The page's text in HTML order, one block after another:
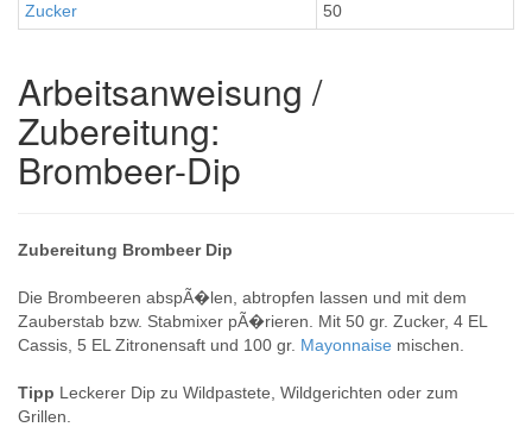
Zucker
50
Arbeitsanweisung /
Zubereitung:
Brombeer-Dip
Zubereitung Brombeer Dip
Die Brombeeren abspÃ�len, abtropfen lassen und mit dem
Zauberstab bzw. Stabmixer pÃ�rieren. Mit 50 gr. Zucker, 4 EL
Cassis, 5 EL Zitronensaft und 100 gr. Mayonnaise mischen.
Tipp Leckerer Dip zu Wildpastete, Wildgerichten oder zum
Grillen.